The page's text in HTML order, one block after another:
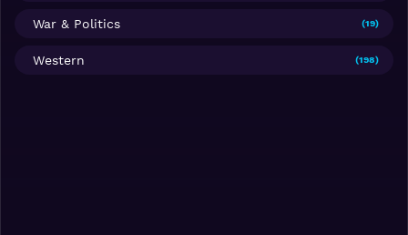
War & Politics (19)
Western (198)